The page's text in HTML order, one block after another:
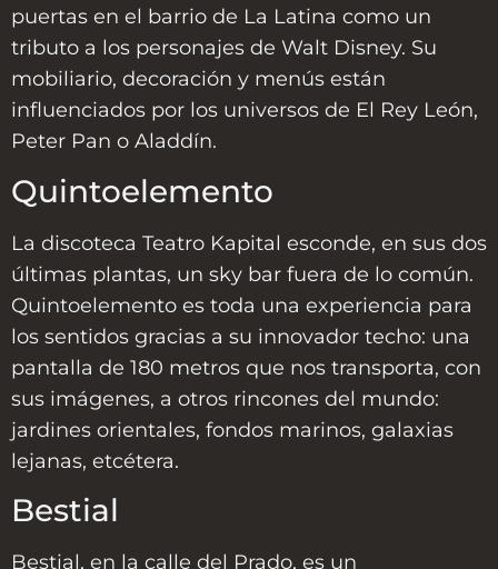
puertas en el barrio de La Latina como un
tributo a los personajes de Walt Disney. Su
mobiliario, decoración y menús están
influenciados por los universos de El Rey León,
Peter Pan o Aladdín.
Quintoelemento
La discoteca Teatro Kapital esconde, en sus dos
últimas plantas, un sky bar fuera de lo común.
Quintoelemento es toda una experiencia para
los sentidos gracias a su innovador techo: una
pantalla de 180 metros que nos transporta, con
sus imágenes, a otros rincones del mundo:
jardines orientales, fondos marinos, galaxias
lejanas, etcétera.
Bestial
Bestial, en la calle del Prado, es un